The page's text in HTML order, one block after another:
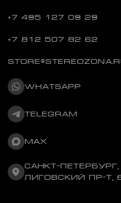
+7 495 127 09 29
+7 812 507 82 62
WHATSAPP
TELEGRAM
MAX
САНКТ-ПЕТЕРБУРГ,
ЛИГОВСКИЙ ПР-Т,